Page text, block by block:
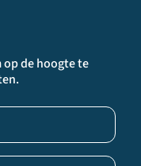
op de hoogte te